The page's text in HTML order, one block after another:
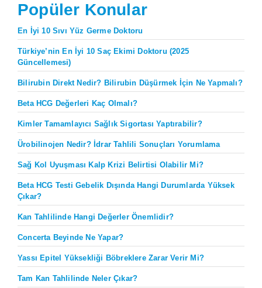
Popüler Konular
En İyi 10 Sıvı Yüz Germe Doktoru
Türkiye’nin En İyi 10 Saç Ekimi Doktoru (2025
Güncellemesi)
Bilirubin Direkt Nedir? Bilirubin Düşürmek İçin Ne Yapmalı?
Beta HCG Değerleri Kaç Olmalı?
Kimler Tamamlayıcı Sağlık Sigortası Yaptırabilir?
Ürobilinojen Nedir? İdrar Tahlili Sonuçları Yorumlama
Sağ Kol Uyuşması Kalp Krizi Belirtisi Olabilir Mi?
Beta HCG Testi Gebelik Dışında Hangi Durumlarda Yüksek
Çıkar?
Kan Tahlilinde Hangi Değerler Önemlidir?
Concerta Beyinde Ne Yapar?
Yassı Epitel Yüksekliği Böbreklere Zarar Verir Mi?
Tam Kan Tahlilinde Neler Çıkar?